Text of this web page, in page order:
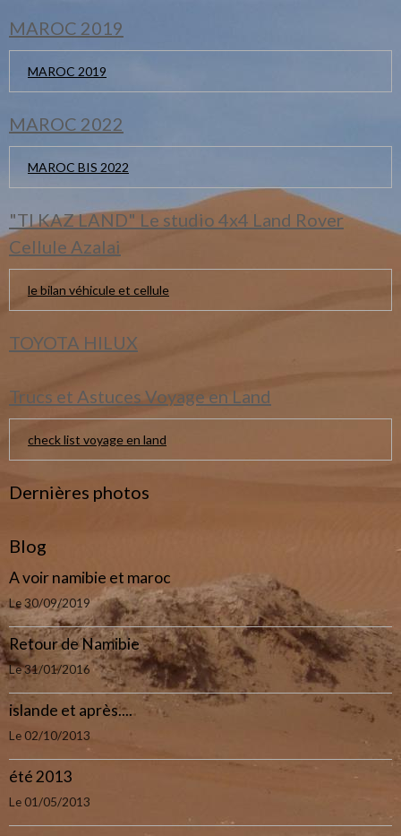
MAROC 2019
MAROC 2019
MAROC 2022
MAROC BIS 2022
"TI KAZ LAND" Le studio 4x4 Land Rover
Cellule Azalai
le bilan véhicule et cellule
TOYOTA HILUX
Trucs et Astuces Voyage en Land
check list voyage en land
Dernières photos
Blog
A voir namibie et maroc
Le 30/09/2019
Retour de Namibie
Le 31/01/2016
islande et après....
Le 02/10/2013
été 2013
Le 01/05/2013